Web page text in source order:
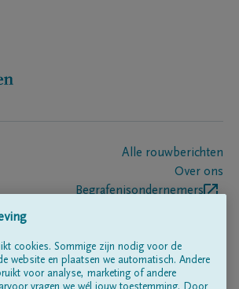
Alle rouwberichten
Over ons
Begrafenisondernemers
cookies. Sommige zijn nodig voor de
website en plaatsen we automatisch. Andere
voor analyse, marketing of andere